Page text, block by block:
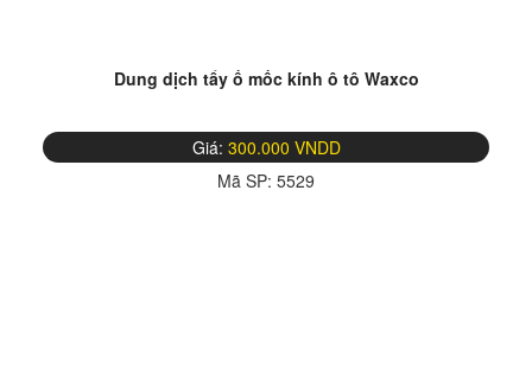
Dung dịch tẩy ố mốc kính ô tô Waxco
Giá: 300.000 VNDD
Mã SP: 5529